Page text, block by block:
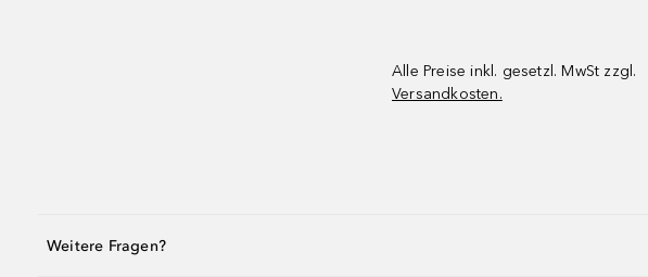
Alle Preise inkl. gesetzl. MwSt zzgl.
Versandkosten.
Weitere Fragen?